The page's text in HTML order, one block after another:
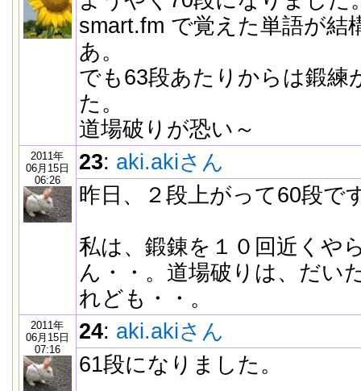
smart.fm で覚えた単語が結
あ。
でも63段あたりからは鍛練
た。
道場破りが恐い～
2011年
06月15日
06:26
23: aki.akiさん
昨日、２段上がって60段で
私は、鍛錬を１０回近くや
ん・・。道場破りは、だい
れども・・。
2011年
06月15日
07:16
24: aki.akiさん
61段になりました。